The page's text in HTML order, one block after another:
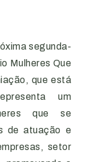
segunda-
Mulheres Que
que está
um
que se
de atuação e
setor